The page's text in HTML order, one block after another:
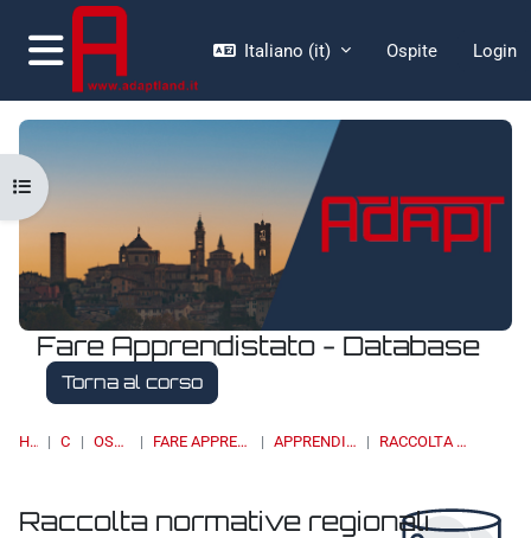
Vai al contenuto principale
Pannello laterale
Italiano ‎(it)‎ Ospite Login
Fare Apprendistato - Database
Torna al corso
HOME CORSI OSSERVATORI FARE APPRENDISTATO - DATABASE APPRENDISTATO DI I LIVELLO RACCOLTA NORMATIVE REGIONALI
Apri indice del corso
Raccolta normative regionali